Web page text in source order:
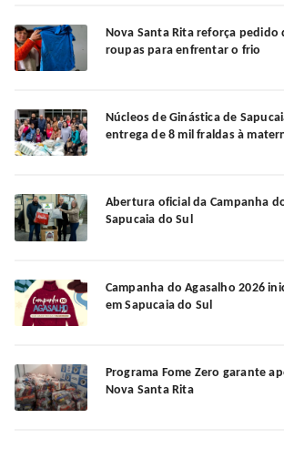
Nova Santa Rita reforça pedido
roupas para enfrentar o frio
Núcleos de Ginástica de
entrega de 8 mil fraldas à
Abertura oficial da Campanha
Sapucaia do Sul
Campanha do Agasalho 2026
em Sapucaia do Sul
Programa Fome Zero garante
Nova Santa Rita